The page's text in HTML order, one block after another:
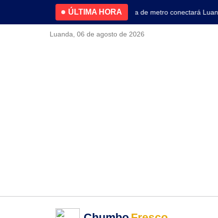
ÚLTIMA HORA
4.2% no primeiro trimestreNova linha de metro conectará
Luanda, 06 de agosto de 2026